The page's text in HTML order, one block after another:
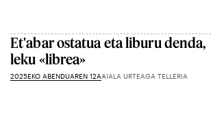
Et'abar ostatua eta liburu denda,
leku «librea»
2025EKO ABENDUAREN 12AAIALA URTEAGA TELLERIA